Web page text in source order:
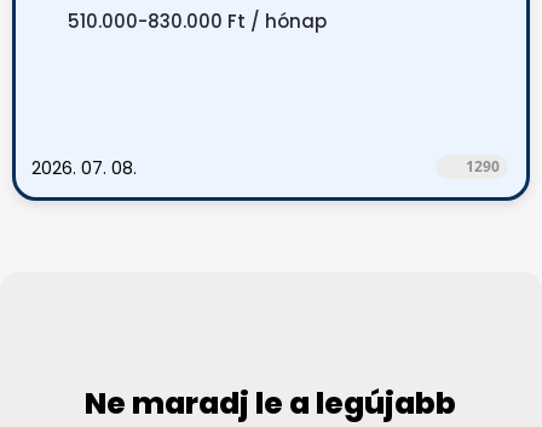
510.000-830.000 Ft / hónap
2026. 07. 08. 1290
Ne maradj le a legújabb